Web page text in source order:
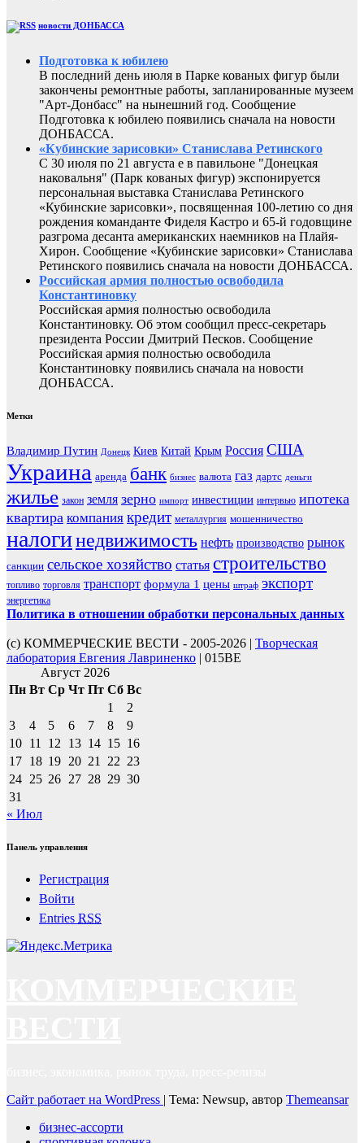
новости ДОНБАССА
Подготовка к юбилею
В последний день июля в Парке кованых фигур были
закончены ремонтные работы, запланированные музеем
"Арт-Донбасс" на нынешний год. Сообщение
Подготовка к юбилею появились сначала на новости
ДОНБАССА.
«Кубинские зарисовки» Станислава Ретинского
С 30 июля по 21 августа е в павильоне "Донецкая
наковальня" (Парк кованых фигур) экспонируется
персональная выставка Станислава Ретинского
«Кубинские зарисовки», посвященная 100-летию со дня
рождения команданте Фиделя Кастро и 65-й годовщине
разгрома десанта американских наемников на Плайя-
Хирон. Сообщение «Кубинские зарисовки» Станислава
Ретинского появились сначала на новости ДОНБАССА.
Российская армия полностью освободила
Константиновку
Российская армия полностью освободила
Константиновку. Об этом сообщил пресс-секретарь
президента России Дмитрий Песков. Сообщение
Российская армия полностью освободила
Константиновку появились сначала на новости
ДОНБАССА.
Метки
Владимир Путин Донецк Киев Китай Крым Россия США
Украина аренда банк бизнес валюта газ дартс деньги
жилье закон земля зерно импорт инвестиции интервью ипотека
квартира компания кредит металлургия мошенничество
налогинедвижимость нефть производство рынок
санкции сельское хозяйство статья строительство
топливо торговля транспорт формула 1 цены штраф экспорт
энергетика
Политика в отношении обработки персональных данных
(с) КОММЕРЧЕСКИЕ ВЕСТИ - 2005-2026 | Творческая
лаборатория Евгения Лавриненко | 015BE
Август 2026
Пн Вт Ср Чт Пт Сб Вс
1
2
3
4 5 6 7 8
9
10 11 12 13 14 15 16
17 18 19 20 21 22 23
24 25 26 27 28 29 30
31
« Июл
Панель управления
Регистрация
Войти
Entries RSS
Сайт работает на WordPress | Тема: Newsup, автор Themeansar
бизнес-ассорти